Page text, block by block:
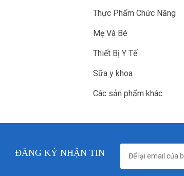
Thực Phẩm Chức Năng
Mẹ Và Bé
Thiết Bị Y Tế
Sữa y khoa
Các sản phẩm khác
ĐĂNG KÝ NHẬN TIN